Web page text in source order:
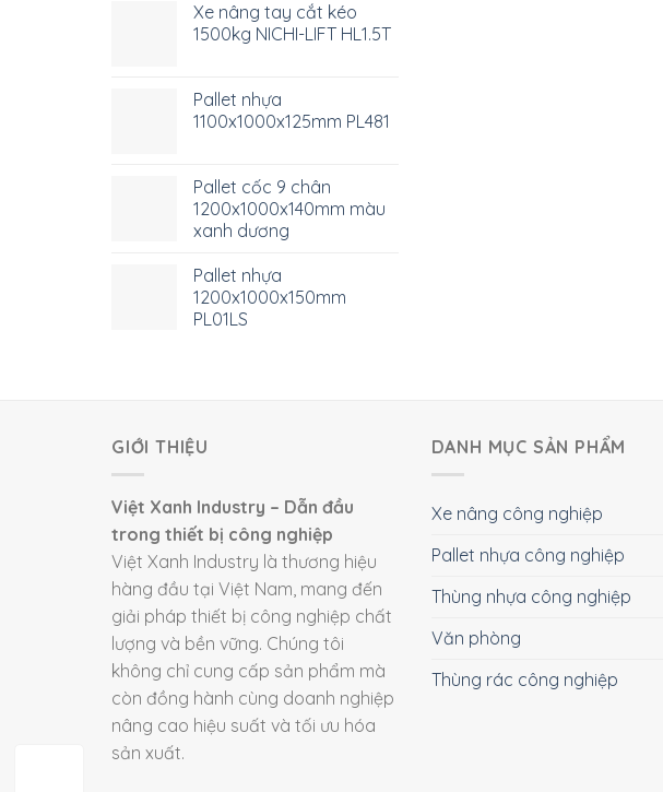
Xe nâng tay cắt kéo
1500kg NICHI-LIFT HL1.5T
Pallet nhựa
1100x1000x125mm PL481
Pallet cốc 9 chân
1200x1000x140mm màu
xanh dương
Pallet nhựa
1200x1000x150mm
PL01LS
GIỚI THIỆU
Việt Xanh Industry – Dẫn đầu
trong thiết bị công nghiệp
Việt Xanh Industry là thương hiệu
hàng đầu tại Việt Nam, mang đến
giải pháp thiết bị công nghiệp chất
lượng và bền vững. Chúng tôi
không chỉ cung cấp sản phẩm mà
còn đồng hành cùng doanh nghiệp
nâng cao hiệu suất và tối ưu hóa
sản xuất.
DANH MỤC SẢN PHẨM
Xe nâng công nghiệp
Pallet nhựa công nghiệp
Thùng nhựa công nghiệp
Văn phòng
Thùng rác công nghiệp